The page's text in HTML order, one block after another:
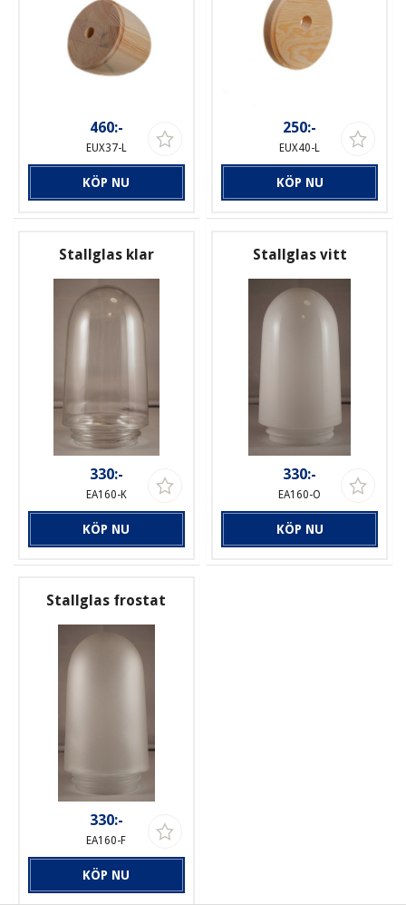
460:-
EUX37-L
KÖP NU
250:-
EUX40-L
KÖP NU
Stallglas klar
330:-
EA160-K
KÖP NU
Stallglas vitt
330:-
EA160-O
KÖP NU
Stallglas frostat
330:-
EA160-F
KÖP NU